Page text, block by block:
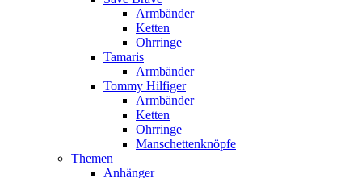
Armbänder
Ketten
Ohrringe
Tamaris
Armbänder
Tommy Hilfiger
Armbänder
Ketten
Ohrringe
Manschettenknöpfe
Themen
Anhänger